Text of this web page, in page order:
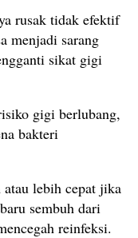
rusak tidak efektif
menjadi sarang
sikat gigi
gigi berlubang,
bakteri
lebih cepat jika
sembuh dari
reinfeksi.